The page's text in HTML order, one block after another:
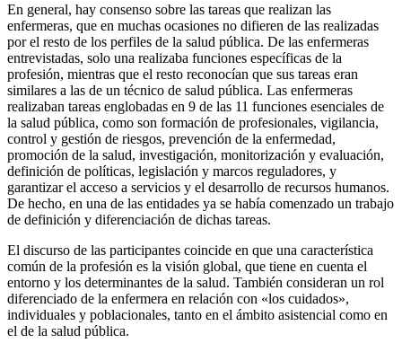
En general, hay consenso sobre las tareas que realizan las
enfermeras, que en muchas ocasiones no difieren de las realizadas
por el resto de los perfiles de la salud pública. De las enfermeras
entrevistadas, solo una realizaba funciones específicas de la
profesión, mientras que el resto reconocían que sus tareas eran
similares a las de un técnico de salud pública. Las enfermeras
realizaban tareas englobadas en 9 de las 11 funciones esenciales de
la salud pública, como son formación de profesionales, vigilancia,
control y gestión de riesgos, prevención de la enfermedad,
promoción de la salud, investigación, monitorización y evaluación,
definición de políticas, legislación y marcos reguladores, y
garantizar el acceso a servicios y el desarrollo de recursos humanos.
De hecho, en una de las entidades ya se había comenzado un trabajo
de definición y diferenciación de dichas tareas.
El discurso de las participantes coincide en que una característica
común de la profesión es la visión global, que tiene en cuenta el
entorno y los determinantes de la salud. También consideran un rol
diferenciado de la enfermera en relación con «los cuidados»,
individuales y poblacionales, tanto en el ámbito asistencial como en
el de la salud pública.